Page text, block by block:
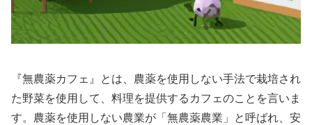
『無農薬カフェ』とは、農薬を使用しない手法で栽培され
た野菜を使用して、料理を提供するカフェのことを言いま
す。農薬を使用しない農業が「無農薬農業」と呼ばれ、安